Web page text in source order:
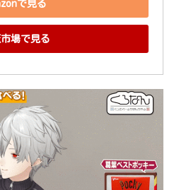
で見る
場で見る